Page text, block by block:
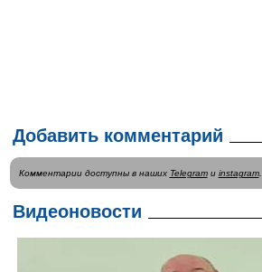
Добавить комментарий
Комментарии доступны в наших Telegramи instagram.
Видеоновости